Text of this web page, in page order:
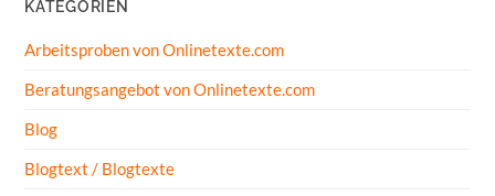
KATEGORIEN
Arbeitsproben von Onlinetexte.com
Beratungsangebot von Onlinetexte.com
Blog
Blogtext / Blogtexte